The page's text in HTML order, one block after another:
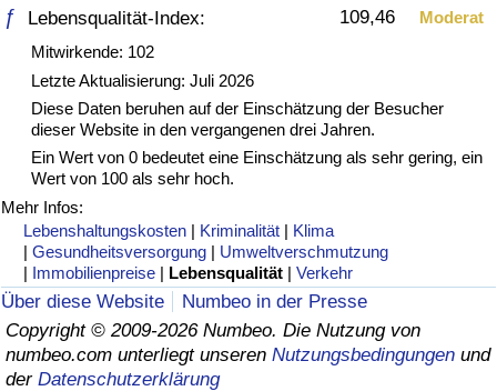
ƒ Lebensqualität-Index: 109,46
Moderat
Mitwirkende: 102
Letzte Aktualisierung: Juli 2026
Diese Daten beruhen auf der Einschätzung der Besucher
dieser Website in den vergangenen drei Jahren.
Ein Wert von 0 bedeutet eine Einschätzung als sehr gering, ein
Wert von 100 als sehr hoch.
Mehr Infos:
Lebenshaltungskosten | Kriminalität | Klima
|Gesundheitsversorgung | Umweltverschmutzung
| Immobilienpreise | Lebensqualität |Verkehr
Über diese Website
Numbeo in der Presse
Copyright © 2009-2026 Numbeo. Die Nutzung von
numbeo.com unterliegt unseren Nutzungsbedingungen und
der Datenschutzerklärung
Gesundheitsversorgungs-Index
Gesundheitsversorgungs-Index nach Land
Umweltverschmutzung
Umweltverschmutzungs-Index (aktuell)
Verschmutzungsindex
Umweltverschmutzungs-Index nach Land
Verkehr